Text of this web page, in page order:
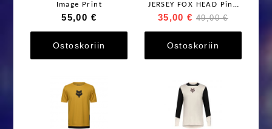
Image Print
55,00 €
Ostoskoriin
JERSEY FOX HEAD Pine
Green
35,00 € 49,00 €
Ostoskoriin